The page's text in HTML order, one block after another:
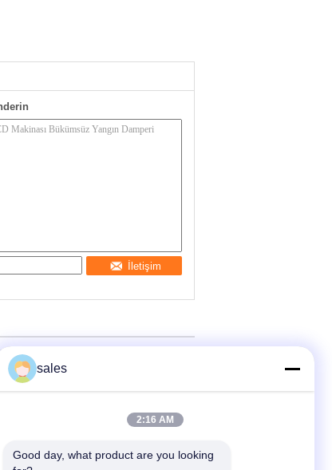
İletişim
önleyici bıçak
HVAC Yangın
sales
2:16 AM
Good day, what product are you looking